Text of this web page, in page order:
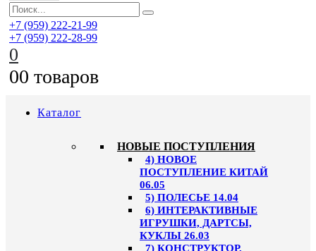
+7 (959) 222-21-99
+7 (959) 222-28-99
0
00 товаров
Каталог
НОВЫЕ ПОСТУПЛЕНИЯ
4) НОВОЕ
ПОСТУПЛЕНИЕ КИТАЙ
06.05
5) ПОЛЕСЬЕ 14.04
6) ИНТЕРАКТИВНЫЕ
ИГРУШКИ, ДАРТСЫ,
КУКЛЫ 26.03
7) КОНСТРУКТОР,